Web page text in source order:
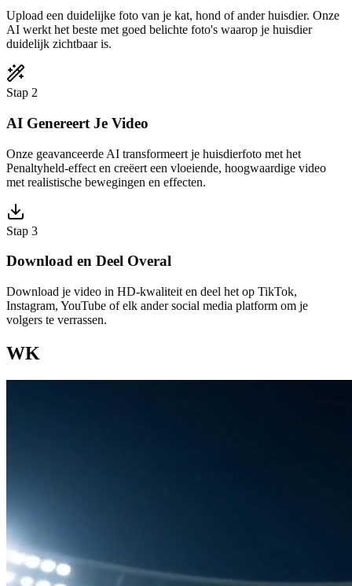
Upload een duidelijke foto van je kat, hond of ander huisdier. Onze
AI werkt het beste met goed belichte foto's waarop je huisdier
duidelijk zichtbaar is.
Stap 2
AI Genereert Je Video
Onze geavanceerde AI transformeert je huisdierfoto met het
Penaltyheld-effect en creëert een vloeiende, hoogwaardige video
met realistische bewegingen en effecten.
Stap 3
Download en Deel Overal
Download je video in HD-kwaliteit en deel het op TikTok,
Instagram, YouTube of elk ander social media platform om je
volgers te verrassen.
WK